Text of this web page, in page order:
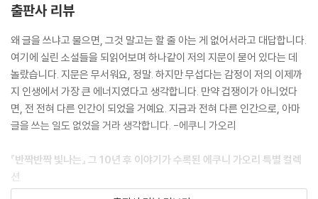
차원이 다르다. 글자 그대로, 순전히 바람이다. 나는 신지에게 녹신녹신해
놓고 말하진 않지만, 인간은 바람을 피우지 않곤 살 수 없는 생물이다. 누군
가 한 사람에게 전심전력으로 녹신녹신해진 채 태연히 살아갈 순 없다. -
「녹신녹신」에서
신지가 말했다. 신지의 “그래?”는 묘하게 밝은 한숨과 닮아 있다. 밝은 한
숨이라는 표현도 이상할지 모르지만, 예를 들면 “자.” 하고 일어날 때와 비
마다 나는 그 자리에 홀로 남겨진다. ---「녹신녹신」 중에서
와 함께하면서도 나는 천장이 되고 침대가 되고 빈 캔맥주가 되어 밤마다
고스케 씨의 방을 찾는다. 하얀 뱀(질투)이 나를 옭매는 꿈을 꾸기도 하고,
고양이가 되어 고스케 씨 손에 길러지고 싶다는 생각도 한다. 토오루의 동
생 후유히코를 만나고 오던 저녁, 나는 고스케 씨에게 이별 전화를 건다. 선
잠처럼 혼돈스러웠던 여름, 애정을 매장해준 여름이 그렇게 가버린다.
포물선
가끔씩 만나 서로의 우정을 확인하는 사이다. 편집자인 나는 시미즈 씨와
결혼할 생각 없이 3년 동안 연애를 하고 있고, 자유를 사랑하던 고이치로
는 최근 펫숍에 취직을 했다. 간다는 보험회사에 근무하며 불안한 연애를
출판사 리뷰
왜 글을 쓰냐고 물으면, 그것 말고는 할 줄 아는 게 없어서라고 대답합니다.
여기에 실린 소설들을 되읽어보며 하나같이 저의 지문이 묻어 있다는 데
놀랐습니다. 지문은 무서워요, 정말. 하지만 무섭다는 감정이 저의 이제까
지 인생에서 가장 큰 에너지였다고 생각합니다. 만약 겁쟁이가 아니었다
면, 전 전혀 다른 인간이 되었을 거예요. 지금과 전혀 다른 인간으로, 아마
글을 쓰는 일도 없었을 거라 생각합니다. -에쿠니 가오리
『반짝반짝 빛나는』 그 10년 후 이야기가 수록된 에쿠니 가오리 특별 컬렉
션
『냉정과 열정 사이』, 『반짝반짝 빛나는』 등으로 사랑을 받아온 에쿠니 가